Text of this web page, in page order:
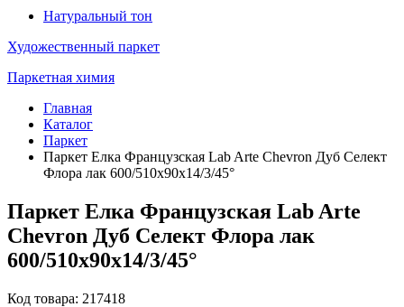
Натуральный тон
Художественный паркет
Паркетная химия
Главная
Каталог
Паркет
Паркет Елка Французская Lab Arte Chevron Дуб Селект
Флора лак 600/510х90х14/3/45°
Паркет Елка Французская Lab Arte
Chevron Дуб Селект Флора лак
600/510х90х14/3/45°
Код товара: 217418